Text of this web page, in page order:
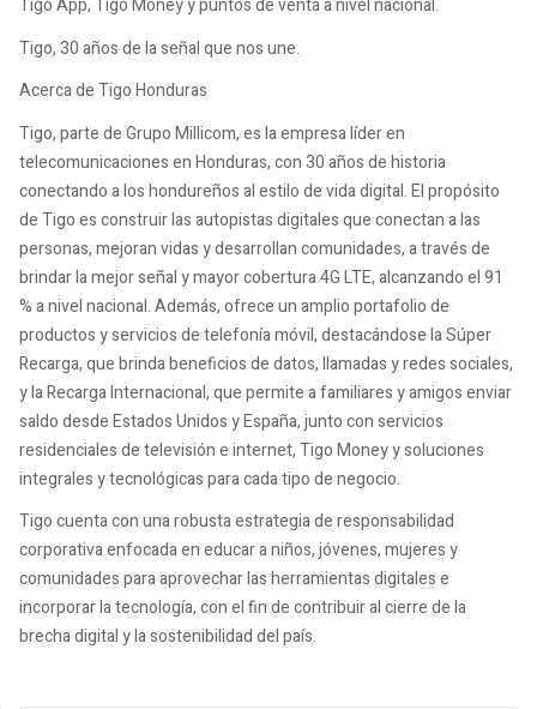
Tigo App, Tigo Money y puntos de venta a nivel nacional.
Tigo, 30 años de la señal que nos une.
Acerca de Tigo Honduras
Tigo, parte de Grupo Millicom, es la empresa líder en
telecomunicaciones en Honduras, con 30 años de historia
conectando a los hondureños al estilo de vida digital. El propósito
de Tigo es construir las autopistas digitales que conectan a las
personas, mejoran vidas y desarrollan comunidades, a través de
brindar la mejor señal y mayor cobertura 4G LTE, alcanzando el 91
% a nivel nacional. Además, ofrece un amplio portafolio de
productos y servicios de telefonía móvil, destacándose la Súper
Recarga, que brinda beneficios de datos, llamadas y redes sociales,
y la Recarga Internacional, que permite a familiares y amigos enviar
saldo desde Estados Unidos y España, junto con servicios
residenciales de televisión e internet, Tigo Money y soluciones
integrales y tecnológicas para cada tipo de negocio.
Tigo cuenta con una robusta estrategia de responsabilidad
corporativa enfocada en educar a niños, jóvenes, mujeres y
comunidades para aprovechar las herramientas digitales e
incorporar la tecnología, con el fin de contribuir al cierre de la
brecha digital y la sostenibilidad del país.